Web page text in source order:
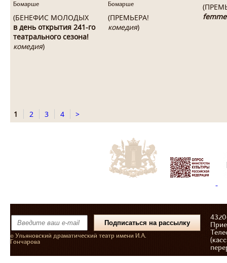
Бомарше
(БЕНЕФИС МОЛОДЫХ
в день открытия 241-го
театрального сезона!
комедия)
Бомарше
(ПРЕМЬЕРА!
комедия)
1 2 3 4 >
© Ульяновский драматический театр имени И.А.
Гончарова